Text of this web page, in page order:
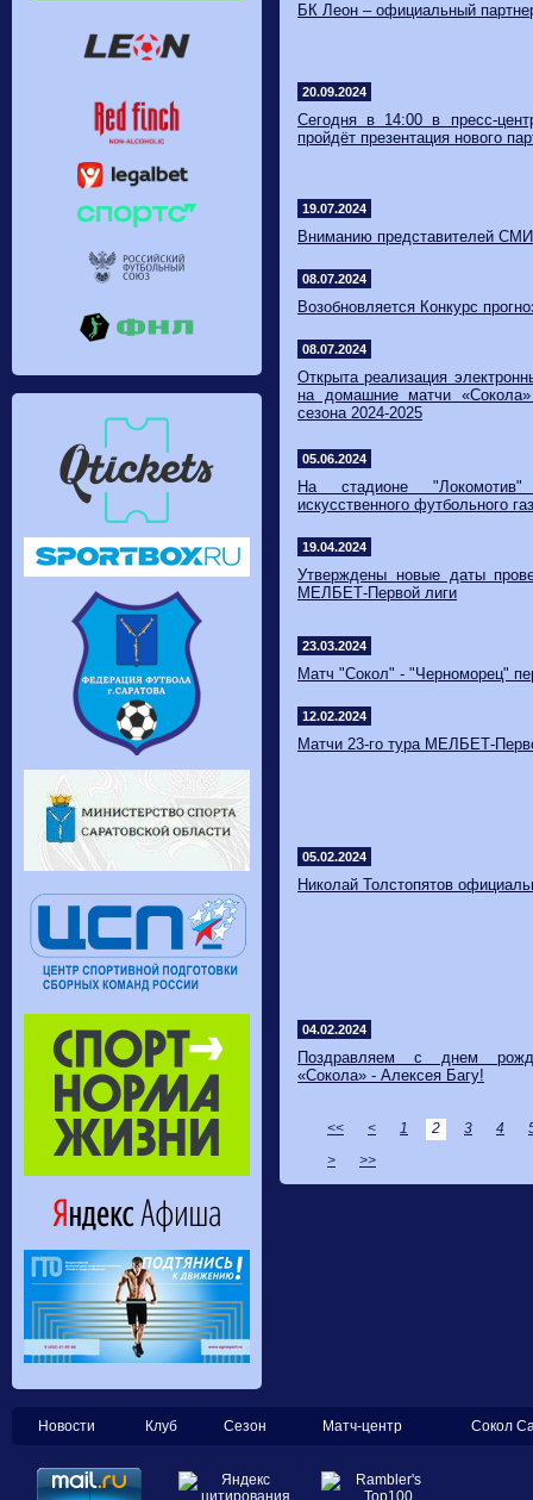
​БК Леон – официальный
20.09.2024
Сегодня ​в 14:00 в пресс-
пройдёт презентация нового
19.07.2024
Вниманию представителей СМИ
08.07.2024
Возобновляется Конкурс
08.07.2024
Открыта реализация
на домашние матчи
сезона 2024-2025
05.06.2024
​На стадионе "Локомотив"
искусственного футбольного
19.04.2024
Утверждены новые даты
МЕЛБЕТ-Первой лиги
23.03.2024
Матч "Сокол" - "Черноморец"
12.02.2024
​Матчи 23-го тура МЕЛБЕТ-
05.02.2024
​Николай Толстопятов
04.02.2024
Поздравляем с днем
«Сокола» - Алексея Багу!
<< < 1 2 3 4
>
>>
Новости Клуб Сезон Матч-центр Сокол